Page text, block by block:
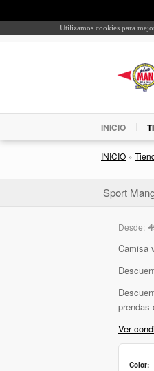
Utilizamos cookies para
INICIO
INICIO »
Sport
Desde:
Camisa
prendas
Ver
Color: